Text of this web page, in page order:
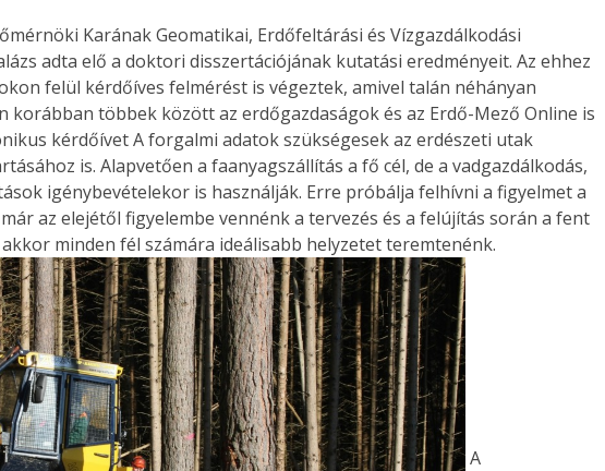
Karának Geomatikai, Erdőfeltárási és Vízgazdálkodási
adta elő a doktori disszertációjának kutatási eredményeit. Az ehhez
felül kérdőíves felmérést is végeztek, amivel talán néhányan
korábban többek között az erdőgazdaságok és az Erdő-Mező Online is
kérdőívet A forgalmi adatok szükségesek az erdészeti utak
is. Alapvetően a faanyagszállítás a fő cél, de a vadgazdálkodás,
igénybevételekor is használják. Erre próbálja felhívni a figyelmet a
az elejétől figyelembe vennénk a tervezés és a felújítás során a fent
minden fél számára ideálisabb helyzetet teremtenénk.
A